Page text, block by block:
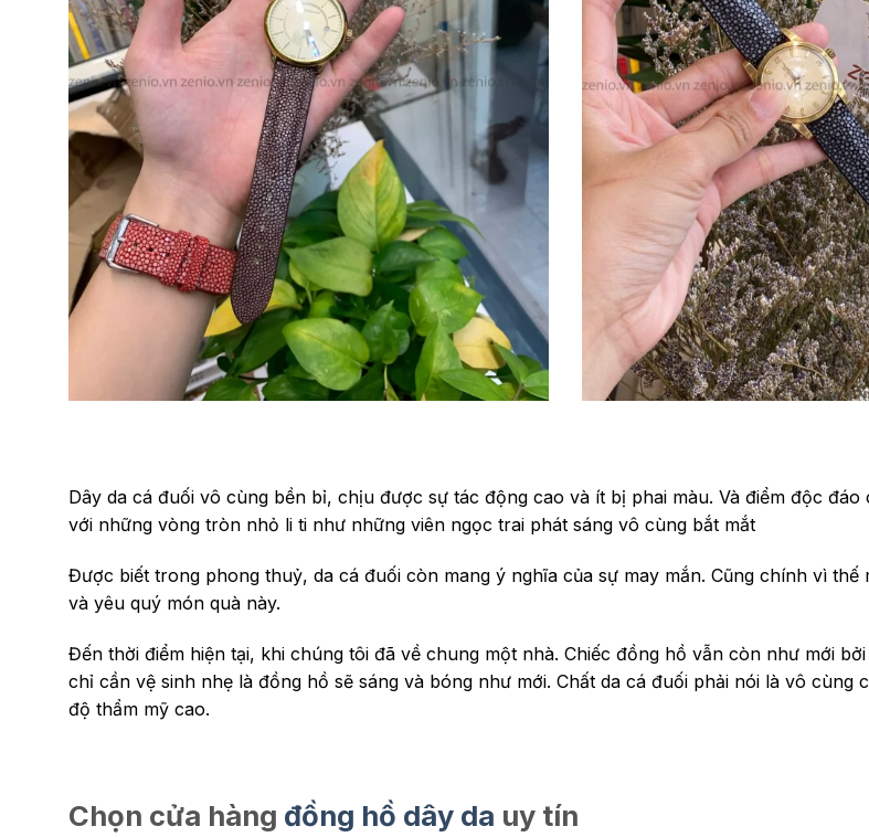
Dây da cá đuối vô cùng bền bỉ, chịu được sự tác động cao và ít bị phai màu. Và điểm độc đáo
với những vòng tròn nhỏ li ti như những viên ngọc trai phát sáng vô cùng bắt mắt
Được biết trong phong thuỷ, da cá đuối còn mang ý nghĩa của sự may mắn. Cũng chính vì thế
và yêu quý món quà này.
Đến thời điểm hiện tại, khi chúng tôi đã về chung một nhà. Chiếc đồng hồ vẫn còn như mới
chỉ cần vệ sinh nhẹ là đồng hồ sẽ sáng và bóng như mới. Chất da cá đuối phải nói là vô cùng
độ thẩm mỹ cao.
Chọn cửa hàng đồng hồ dây da uy tín